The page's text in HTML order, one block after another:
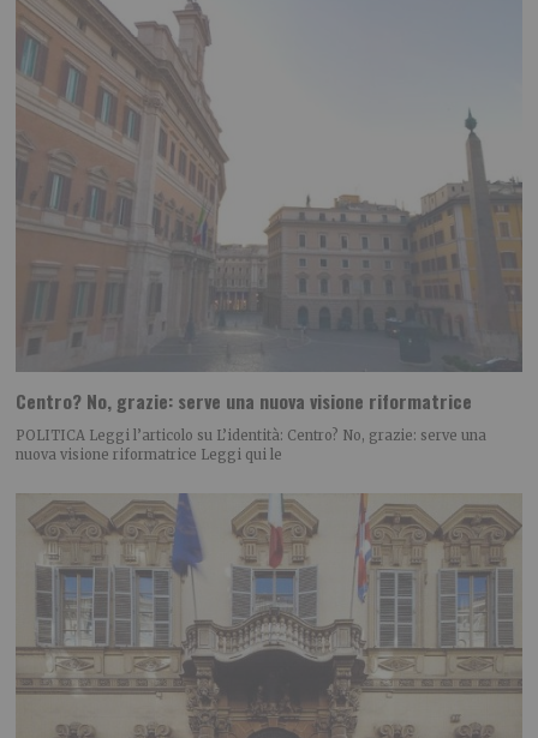
Centro? No, grazie: serve una nuova visione riformatrice
POLITICA Leggi l’articolo su L’identità: Centro? No, grazie: serve una
nuova visione riformatrice Leggi qui le